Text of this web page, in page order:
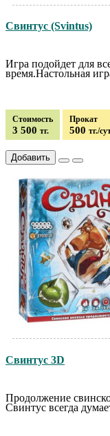
Свинтус (Svintus)
Игра подойдет для
время.Настольная
Стоимость
3 500 тг.
Прокат
500 тг./
Добавить
Свинтус 3D
Продолжение
Свинтус всегда